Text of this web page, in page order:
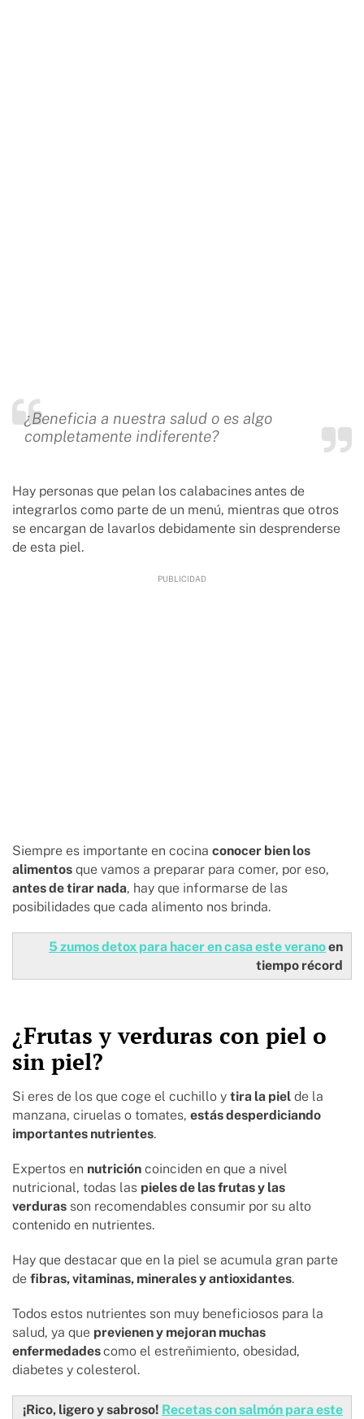
¿Beneficia a nuestra salud o es algo
completamente indiferente?
Hay personas que pelan los calabacines antes de
integrarlos como parte de un menú, mientras que otros
se encargan de lavarlos debidamente sin desprenderse
de esta piel.
Siempre es importante en cocina conocer bien los
alimentos que vamos a preparar para comer, por eso,
antes de tirar nada, hay que informarse de las
posibilidades que cada alimento nos brinda.
5 zumos detox para hacer en casa este veranoen
tiempo récord
¿Frutas y verduras con piel o
sin piel?
Si eres de los que coge el cuchillo y tira la piel de la
manzana, ciruelas o tomates, estás desperdiciando
importantes nutrientes.
Expertos en nutrición coinciden en que a nivel
nutricional, todas las pieles de las frutas y las
verduras son recomendables consumir por su alto
contenido en nutrientes.
Hay que destacar que en la piel se acumula gran parte
de fibras, vitaminas, minerales y antioxidantes.
Todos estos nutrientes son muy beneficiosos para la
salud, ya que previenen y mejoran muchas
enfermedadescomo el estreñimiento, obesidad,
diabetes y colesterol.
¡Rico, ligero y sabroso! Recetas con salmón para este